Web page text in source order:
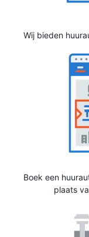
Wij bieden
Boek een
plaats